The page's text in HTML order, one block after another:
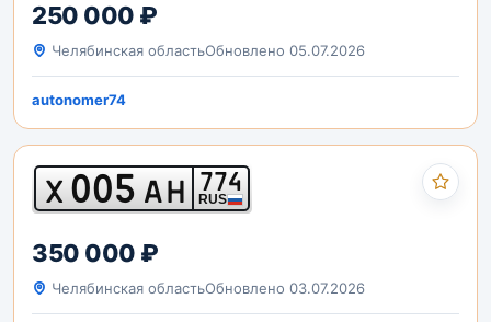
250 000 ₽
Челябинская областьОбновлено 05.07.2026
autonomer74
Х 005 АН 774
RUS
350 000 ₽
Челябинская областьОбновлено 03.07.2026